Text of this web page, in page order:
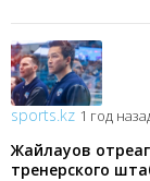
sports.kz 1 год
Жайлауов
тренерского